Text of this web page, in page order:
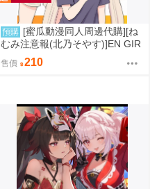
預購 [蜜瓜動漫同人周邊代購][ね
むみ注意報(北乃そやす)]EN GIR
LS! Vol.11(彩虹社)(同人誌)
售價 210